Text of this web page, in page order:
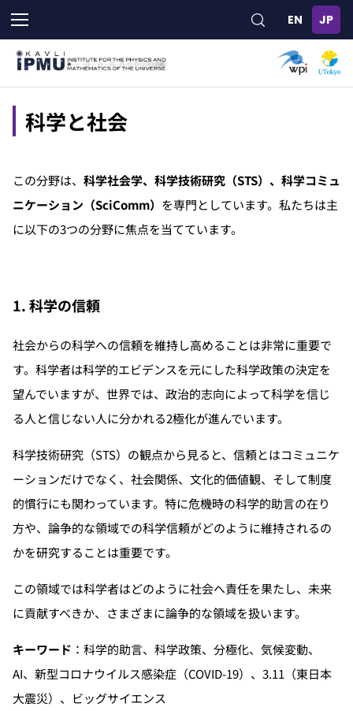
メ
イ
ン
科学と社会
この分野は、 科学社会学、科学技術研究（STS）、科学コミュ
ニケーション（SciComm） を専門としています。私たちは主
に以下の3つの分野に焦点を当てています。
1. 科学の信頼
社会からの科学への信頼を維持し高めることは非常に重要で
す。科学者は科学的エビデンスを元にした科学政策の決定を
望んでいますが、世界では、政治的志向によって科学を信じ
る人と信じない人に分かれる2極化が進んでいます。
科学技術研究（STS）の観点から見ると、信頼とはコミュニケ
ーションだけでなく、社会関係、文化的価値観、そして制度
的慣行にも関わっています。特に危機時の科学的助言の在り
方や、論争的な領域での科学信頼がどのように維持されるの
かを研究することは重要です。
この領域では科学者はどのように社会へ責任を果たし、未来
に貢献すべきか、さまざまに論争的な領域を扱います。
キーワード ：科学的助言、科学政策、分極化、気候変動、
AI、新型コロナウイルス感染症（COVID-19）、3.11（東日本
大震災）、ビッグサイエンス